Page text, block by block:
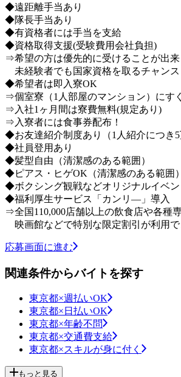
◆遠距離手当あり
◆隊長手当あり
◆有資格者には手当を支給
◆資格取得支援(受験費用会社負担)
⇒希望の方は優先的に受けることが出
未経験者でも国家資格を取るチャンス
◆希望者は即入寮OK
⇒個室寮（1人部屋のマンション）にす
⇒入社1ヶ月間は寮費無料(規定あり)
⇒入寮者には食事券配布！
◆お友達紹介制度あり（1人紹介につき5
◆社員登用あり
◆髪型自由（清潔感のある範囲）
◆ピアス・ヒゲOK（清潔感のある範囲）
◆ボクシング観戦などオリジナルイベン
◆福利厚生サービス「カンリ―」導入
⇒全国110,000店舗以上の飲食店や各種専
映画館などで特別な限定割引が利用で
応募画面に進む
関連条件からバイトを探す
東京都×週払いOK
東京都×日払いOK
東京都×年齢不問
東京都×交通費支給
東京都×スキルが身に付く
もっと見る